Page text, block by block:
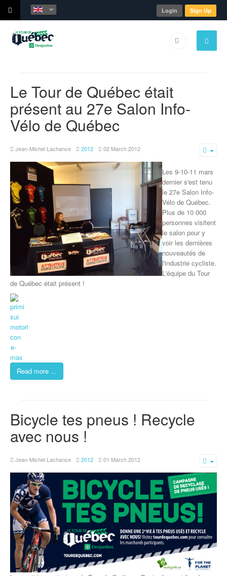
Login Sign Up
Le Tour de Québec était
présent au 27e Salon Info-
Vélo de Québec
Jean-Michel Lachance 2012 02 March 2012
Les 9-10-11 mars
dernier s'est tenu
le 27e Salon Info-
Vélo de Québec.
Plus de 10 000
personnes visitent
le salon pour y
voir les dernières
nouveautés de
l'industrie cycliste.
L'équipe du Tour
de Québec était présent !
Read more ...
Bicycle tes pneus ! Recycle
avec nous !
Jean-Michel Lachance 2012 01 March 2012